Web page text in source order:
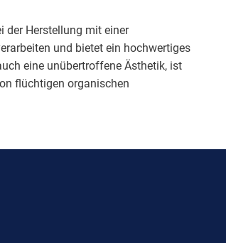
der Herstellung mit einer
und bietet ein hochwertiges
eine unübertroffene Ästhetik, ist
flüchtigen organischen